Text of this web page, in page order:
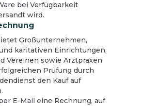
bei Verfügbarkeit
wird.
Großunternehmen,
karitativen Einrichtungen,
Vereinen sowie Arztpraxen
Prüfung durch
den Kauf auf
E-Mail eine Rechnung, auf